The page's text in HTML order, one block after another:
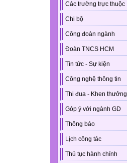
Các trường trực thuộc
Chi bộ
Công đoàn ngành
Đoàn TNCS HCM
Tin tức - Sự kiện
Công nghệ thông tin
Thi đua - Khen thưởng
Góp ý với ngành GD
Thông báo
Lịch công tác
Thủ tục hành chính